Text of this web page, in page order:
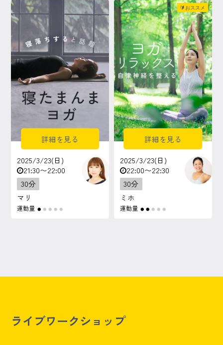
詳細を見る
2025/3/23(日)
21:30〜22:00
30分
マリ
運動量 ● ● ● ● ●
🔰おススメ
詳細を見る
2025/3/23(日)
22:00〜22:30
30分
ミホ
運動量 ● ● ● ● ●
ライブワークショップ